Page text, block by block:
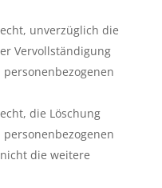
unverzüglich die
Vervollständigung
die Löschung
die weitere